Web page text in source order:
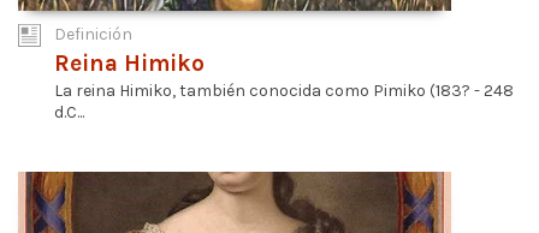
Definición
Reina Himiko
La reina Himiko, también conocida como Pimiko (183? - 248
d.C...